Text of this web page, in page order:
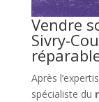
Vendre
Sivry-
Après
spécialiste du